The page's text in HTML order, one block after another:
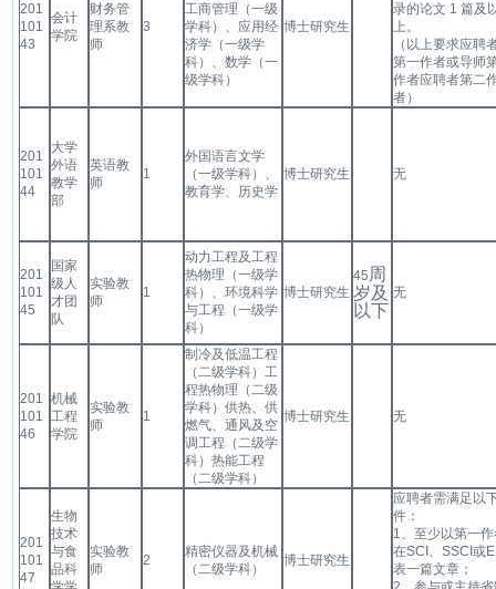
录的论文 1 篇及
上。
（以上要求应聘
第一作者或导师
作者应聘者第二
者）
201
101
43
会计
学院
财务管
理系教
师
3
工商管理（一级
学科）、应用经
济学（一级学
科）、数学（一
级学科）
博士研究生
201
101
44
大学
外语
教学
部
英语教
师
1
外国语言文学
（一级学科）、
教育学、历史学
博士研究生 无
201
101
45
国家
级人
才团
队
实验教
师
1
动力工程及工程
热物理（一级学
科）、环境科学
与工程（一级学
科）
博士研究生
45 周
岁及
以下
无
201
101
46
机械
工程
学院
实验教
师
1
制冷及低温工程
（二级学科）工
程热物理（二级
学科）供热、供
燃气、通风及空
调工程（二级学
科）热能工程
（二级学科）
博士研究生 无
201
101
47
生物
技术
与食
品科
实验教
师
2
精密仪器及机械
（二级学科）
博士研究生
应聘者需满足以
件：
1、至少以第一
在SCI、SSCI或
表一篇文章；